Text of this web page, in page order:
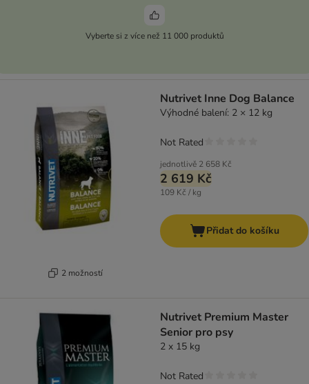
Vyberte si z více než 11 000 produktů
2 možností
Nutrivet Inne Dog Balance
Výhodné balení: 2 × 12 kg
jednotlivě 2 658 Kč
2 619 Kč
109 Kč / kg
Not Rated
Přidat do košíku
Nutrivet Premium Master
Senior pro psy
2 x 15 kg
Not Rated